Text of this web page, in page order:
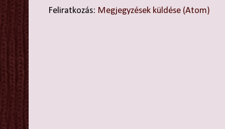
Feliratkozás: Megjegyzések küldése (Atom)